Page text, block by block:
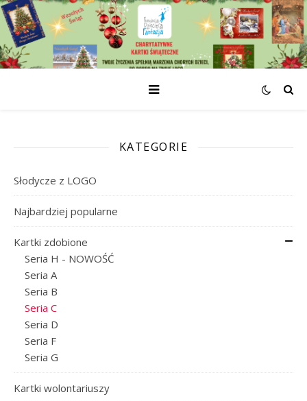
KATEGORIE
Słodycze z LOGO
Najbardziej popularne
Kartki zdobione
Seria H - NOWOŚĆ
Seria A
Seria B
Seria C
Seria D
Seria F
Seria G
Kartki wolontariuszy